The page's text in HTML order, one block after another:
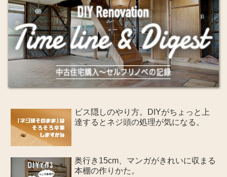
ビス隠しのやり方。DIYがちょっと上
達するとネジ頭の処理が気になる。
奥行き15cm、マンガがきれいに収まる
本棚の作りかた。